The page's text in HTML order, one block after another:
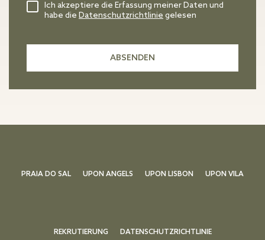
Ich akzeptiere die Erfassung meiner Daten und
habe die Datenschutzrichtlinie gelesen
PRAIA DO SAL UPON ANGELS UPON LISBON UPON VILA
REKRUTIERUNG DATENSCHUTZRICHTLINIE